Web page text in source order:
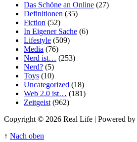
Das Schöne an Online (27)
Definitionen (35)
Fiction (52)
In Eigener Sache (6)
Lifestyle (509)
Media (76)
Nerd ist… (253)
Nerd? (5)
Toys (10)
Uncategorized (18)
Web 2.0 ist… (181)
Zeitgeist(962)
Copyright © 2026 Real Life | Powered by
↑ Nach oben